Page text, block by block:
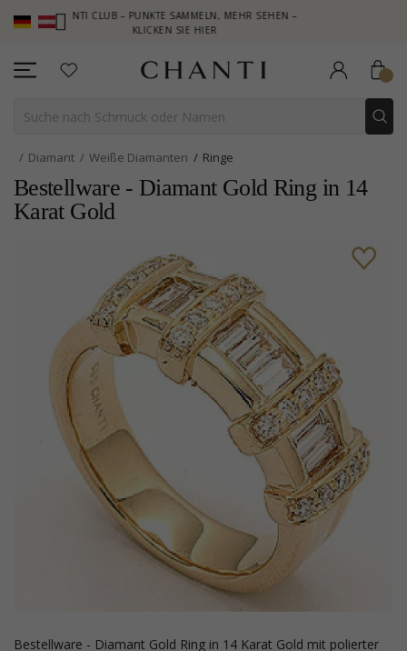
CLUB – PUNKTE SAMMELN, MEHR SEHEN –
KLICKEN SIE HIER
Diamant Weiße Diamanten Ringe
Bestellware - Diamant Gold Ring in 14
Karat Gold
Bestellware - Diamant Gold Ring in 14 Karat Gold mit polierter